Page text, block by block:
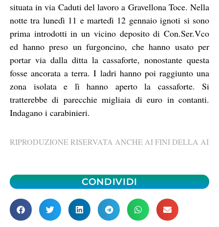
situata in via Caduti del lavoro a Gravellona Toce. Nella
notte tra lunedì 11 e martedì 12 gennaio ignoti si sono
prima introdotti in un vicino deposito di Con.Ser.Vco
ed hanno preso un furgoncino, che hanno usato per
portar via dalla ditta la cassaforte, nonostante questa
fosse ancorata a terra. I ladri hanno poi raggiunto una
zona isolata e lì hanno aperto la cassaforte. Si
tratterebbe di parecchie migliaia di euro in contanti.
Indagano i carabinieri.
RIPRODUZIONE RISERVATA ANCHE AI FINI DELLA AI
CONDIVIDI